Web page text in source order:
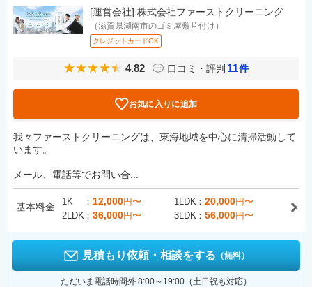
[運営会社] 株式会社ファーストクリーニング
（滋賀県湖南市のゴミ屋敷片付け）
クレジットカードOK
4.82 口コミ・評判 11件
お気に入りに追加
我々ファーストクリーニングは、東海地域を中心に清掃活動して
います。
メール、電話等でお問い合...
基本料金 1K 12,000円〜 1LDK 20,000円〜
2LDK
36,000円〜 3LDK 56,000円〜
見積もり依頼・相談をする （無料）
ただいま電話時間外 8:00～19:00（土日祝も対応）